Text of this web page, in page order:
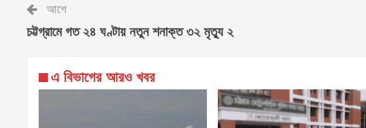
আগে
চট্টগ্রামে গত ২৪ ঘণ্টায় নতুন শনাক্ত ৩২ মৃত্যু ২
এ বিভাগের আরও খবর